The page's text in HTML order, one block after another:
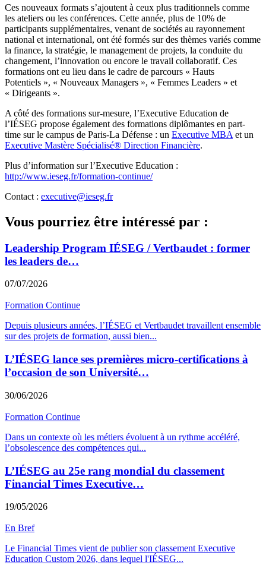
Ces nouveaux formats s’ajoutent à ceux plus traditionnels comme
les ateliers ou les conférences. Cette année, plus de 10% de
participants supplémentaires, venant de sociétés au rayonnement
national et international, ont été formés sur des thèmes variés comme
la finance, la stratégie, le management de projets, la conduite du
changement, l’innovation ou encore le travail collaboratif. Ces
formations ont eu lieu dans le cadre de parcours « Hauts
Potentiels », « Nouveaux Managers », « Femmes Leaders » et
« Dirigeants ».
A côté des formations sur-mesure, l’Executive Education de
l’IÉSEG propose également des formations diplômantes en part-
time sur le campus de Paris-La Défense : un Executive MBA et un
Executive Mastère Spécialisé® Direction Financière.
Plus d’information sur l’Executive Education :
http://www.ieseg.fr/formation-continue/
Contact : executive@ieseg.fr
Vous pourriez être intéressé par :
Leadership Program IÉSEG / Vertbaudet : former
les leaders de…
07/07/2026
Formation Continue
Depuis plusieurs années, l’IÉSEG et Vertbaudet travaillent ensemble
sur des projets de formation, aussi bien...
L’IÉSEG lance ses premières micro-certifications à
l’occasion de son Université…
30/06/2026
Formation Continue
Dans un contexte où les métiers évoluent à un rythme accéléré,
l’obsolescence des compétences qui...
L’IÉSEG au 25e rang mondial du classement
Financial Times Executive…
19/05/2026
En Bref
Le Financial Times vient de publier son classement Executive
Education Custom 2026, dans lequel l'IÉSEG...